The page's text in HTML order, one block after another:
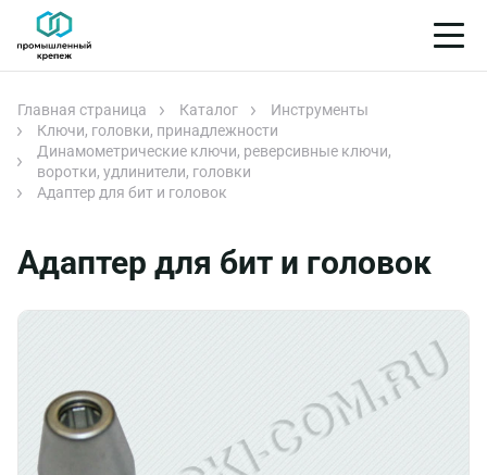
Главная страница Каталог
Инструменты
Ключи, головки, принадлежности
Динамометрические ключи, реверсивные ключи,
воротки, удлинители, головки
Адаптер для бит и головок
Адаптер для бит и головок